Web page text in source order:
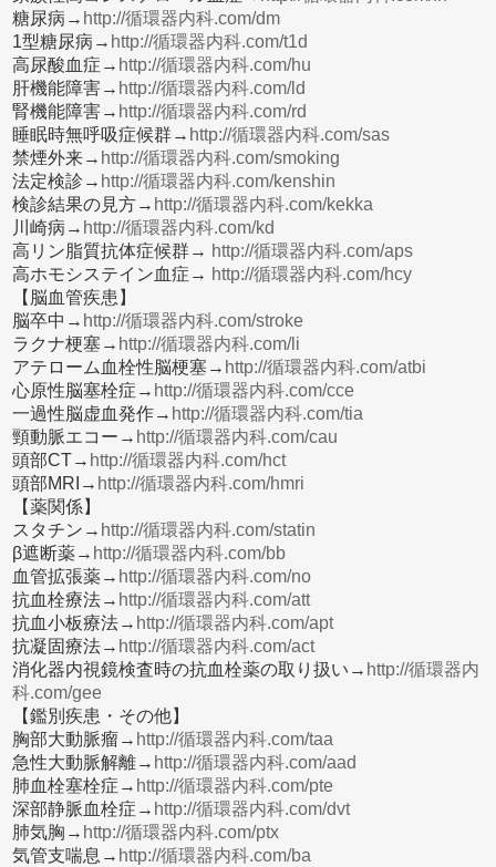
糖尿病→ http://循環器内科.com/dm
1型糖尿病→ http://循環器内科.com/t1d
高尿酸血症→ http://循環器内科.com/hu
肝機能障害→ http://循環器内科.com/ld
腎機能障害→ http://循環器内科.com/rd
睡眠時無呼吸症候群→ http://循環器内科.com/sas
禁煙外来→ http://循環器内科.com/smoking
法定検診→ http://循環器内科.com/kenshin
検診結果の見方→ http://循環器内科.com/kekka
川崎病→ http://循環器内科.com/kd
高リン脂質抗体症候群→ http://循環器内科.com/aps
高ホモシステイン血症→ http://循環器内科.com/hcy
【脳血管疾患】
脳卒中→ http://循環器内科.com/stroke
ラクナ梗塞→ http://循環器内科.com/li
アテローム血栓性脳梗塞→ http://循環器内科.com/atbi
心原性脳塞栓症→ http://循環器内科.com/cce
一過性脳虚血発作→ http://循環器内科.com/tia
頸動脈エコー→ http://循環器内科.com/cau
頭部CT→ http://循環器内科.com/hct
頭部MRI→ http://循環器内科.com/hmri
【薬関係】
スタチン→ http://循環器内科.com/statin
β遮断薬→ http://循環器内科.com/bb
血管拡張薬→ http://循環器内科.com/no
抗血栓療法→ http://循環器内科.com/att
抗血小板療法→ http://循環器内科.com/apt
抗凝固療法→ http://循環器内科.com/act
消化器内視鏡検査時の抗血栓薬の取り扱い→ http://循環器内
科.com/gee
【鑑別疾患・その他】
胸部大動脈瘤→ http://循環器内科.com/taa
急性大動脈解離→ http://循環器内科.com/aad
肺血栓塞栓症→ http://循環器内科.com/pte
深部静脈血栓症→ http://循環器内科.com/dvt
肺気胸→ http://循環器内科.com/ptx
気管支喘息→ http://循環器内科.com/ba